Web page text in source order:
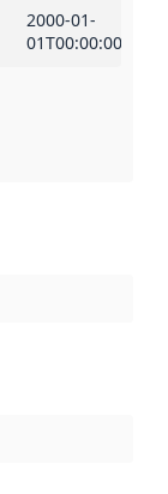
2000-01-
01T00:00:00Z